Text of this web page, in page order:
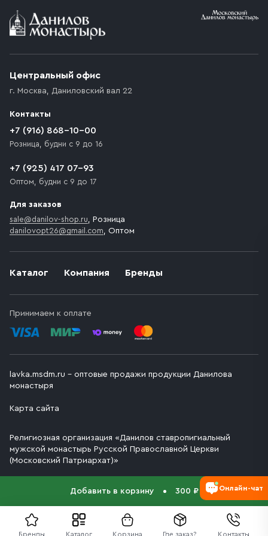
Бренды Каталог Корзина Где заказ? Контакты
Добавить в корзину 300 ₽
Условия доставки
возникают препятствия для подъезда автомобиля,
которое максимально близко к месту запланированной
движения. Если на территории места назначения
доставки предусмотрен платный въезд, то Покупателю
необходимо компенсировать стоимость въезда
Каталог Компания Бренды
Принимаем к оплате
Центральный офис
г. Москва, Даниловский вал 22
Контакты
+7 (916) 868-10-00
Розница, будни с 9 до 16
+7 (925) 417 07-93
Оптом, будни с 9 до 17
Для заказов
sale@danilov-shop.ru, Розница
danilovopt26@gmail.com, Оптом
lavka.msdm.ru – оптовые продажи продукции Данилова
монастыря
Карта сайта
Религиозная организация «Данилов ставропигиальный
мужской монастырь Русской Православной Церкви
(Московский Патриархат)»
Онлайн-чат